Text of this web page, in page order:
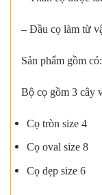
– Đầu cọ làm từ
Sản phẩm gồm có:
Bộ cọ gồm 3 cây
Cọ tròn size 4
Cọ oval size 8
Cọ dẹp size 6